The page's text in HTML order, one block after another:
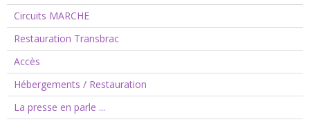
Circuits MARCHE
Restauration Transbrac
Accès
Hébergements / Restauration
La presse en parle ...